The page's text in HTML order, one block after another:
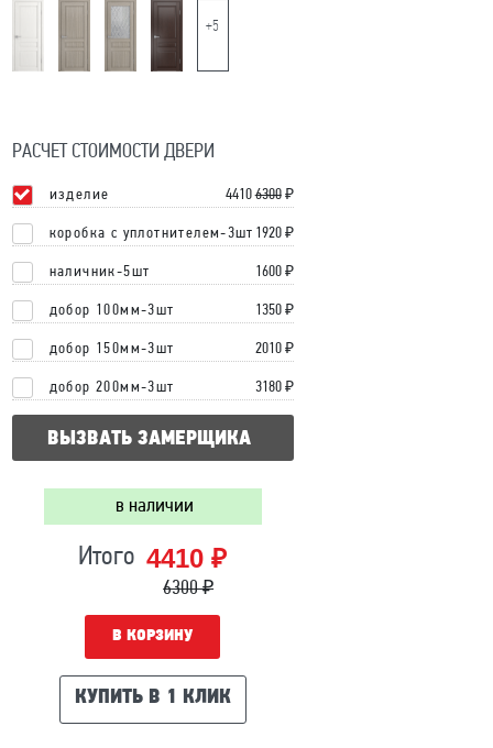
+5
РАСЧЕТ СТОИМОСТИ ДВЕРИ
изделие 4410 6300₽
коробка с уплотнителем-3шт 1920 ₽
наличник-5шт 1600 ₽
добор 100мм-3шт 1350 ₽
добор 150мм-3шт 2010 ₽
добор 200мм-3шт 3180 ₽
ВЫЗВАТЬ ЗАМЕРЩИКА
в наличии
Итого 4410 ₽
6300 ₽
В КОРЗИНУ
КУПИТЬ В 1 КЛИК